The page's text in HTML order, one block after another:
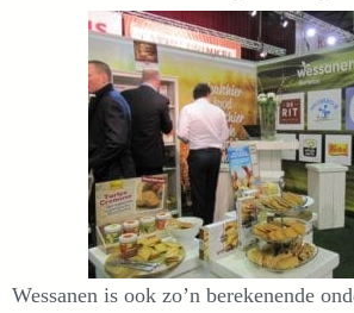
Wessanen is ook zo’n berekenende